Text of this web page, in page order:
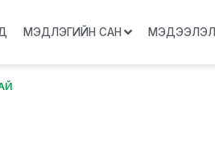
МЭДЛЭГИЙН САН МЭДЭЭЛЭЛ